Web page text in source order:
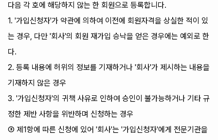
다음 각 호에 해당하지 않는 한 회원으로 등록합니다.
1. '가입신청자'가 약관에 의하여 이전에 회원자격을 상실한 적이 있
는 경우, 다만 '회사'의 회원 재가입 승낙을 얻은 경우에는 예외로 한
다.
2. 등록 내용에 허위의 정보를 기재하거나 '회사'가 제시하는 내용을
기재하지 않은 경우
3. '가입신청자'의 귀책 사유로 인하여 승인이 불가능하거나 기타 규
정한 제반 사항을 위반하며 신청하는 경우
③ 제1항에 따른 신청에 있어 '회사'는 '가입신청자'에게 전문기관을